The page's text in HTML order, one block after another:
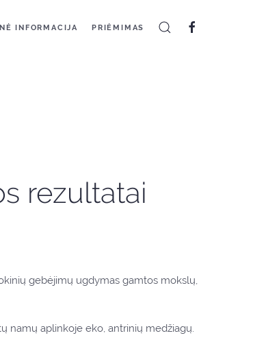
INFORMACIJA PRIĖMIMAS
rezultatai
gebėjimų ugdymas gamtos mokslų,
namų aplinkoje eko, antrinių medžiagų.